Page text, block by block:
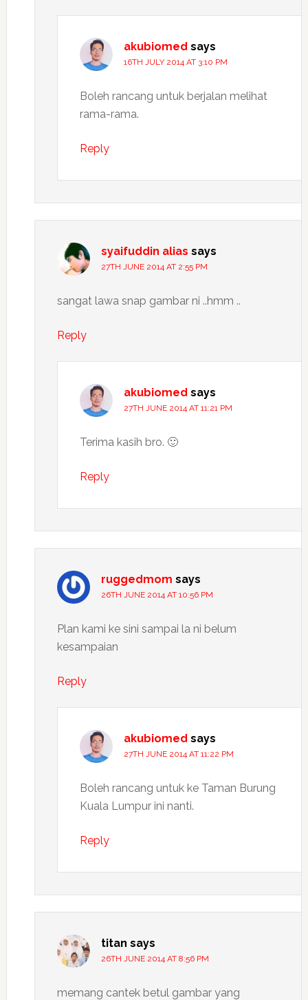
akubiomed says
16TH JULY 2014 AT 3:10 PM
Boleh rancang untuk berjalan melihat
rama-rama.
Reply
syaifuddin alias says
27TH JUNE 2014 AT 2:55 PM
sangat lawa snap gambar ni ..hmm ..
Reply
akubiomed says
27TH JUNE 2014 AT 11:21 PM
Terima kasih bro. 🙂
Reply
ruggedmom says
26TH JUNE 2014 AT 10:56 PM
Plan kami ke sini sampai la ni belum
kesampaian
Reply
akubiomed says
27TH JUNE 2014 AT 11:22 PM
Boleh rancang untuk ke Taman Burung
Kuala Lumpur ini nanti.
Reply
titan says
26TH JUNE 2014 AT 8:56 PM
memang cantek betul gambar yang